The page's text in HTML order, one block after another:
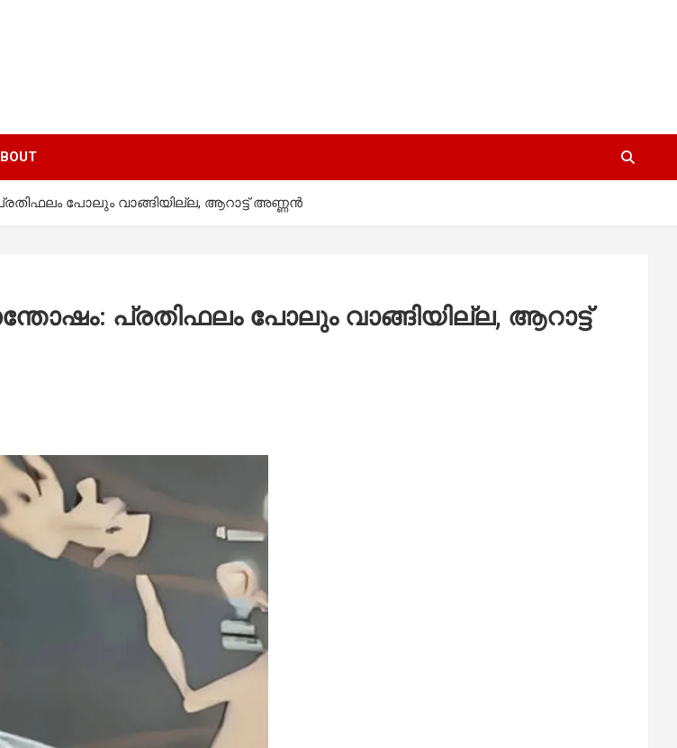
പോലും വാങ്ങിയില്ല, ആറാട്ട് അണ്ണൻ
പ്രതിഫലം പോലും വാങ്ങിയില്ല, ആറാട്ട്